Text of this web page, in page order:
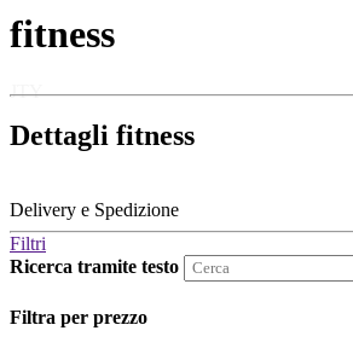
fitness
JTY
Dettagli fitness
Delivery e Spedizione
Filtri
Ricerca tramite testo
Filtra per prezzo